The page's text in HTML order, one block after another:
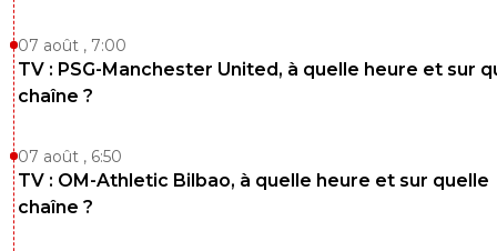
07 août , 7:00
TV : PSG-Manchester United, à quelle heure et sur
chaîne ?
07 août , 6:50
TV : OM-Athletic Bilbao, à quelle heure et sur quelle
chaîne ?